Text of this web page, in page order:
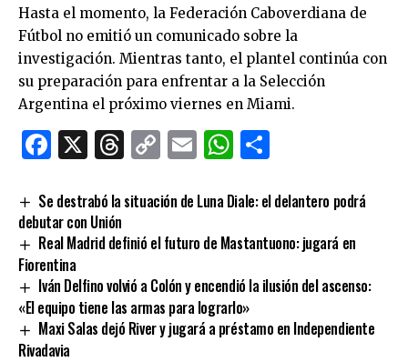
Hasta el momento, la Federación Caboverdiana de
Fútbol no emitió un comunicado sobre la
investigación. Mientras tanto, el plantel continúa con
su preparación para enfrentar a la Selección
Argentina el próximo viernes en Miami.
Facebook
X Threads
CopyEmailWhatsApp
Se destrabó la situación de Luna Diale: el delantero podrá
debutar con Unión
Real Madrid definió el futuro de Mastantuono: jugará en
Fiorentina
Iván Delfino volvió a Colón y encendió la ilusión del ascenso:
«El equipo tiene las armas para lograrlo»
Maxi Salas dejó River y jugará a préstamo en Independiente
Rivadavia